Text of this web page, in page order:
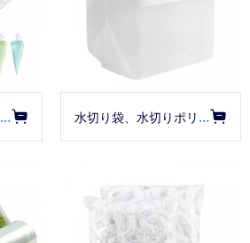
ホイップ、絞り袋、製菓袋 水切り袋、水切りポリ袋、立てる水切り袋、底面穴あきタイプ